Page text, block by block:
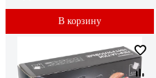
В корзину